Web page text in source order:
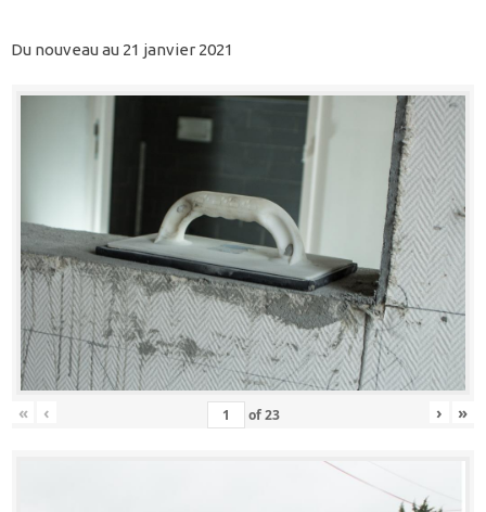
Du nouveau au 21 janvier 2021
« ‹ of23 › »